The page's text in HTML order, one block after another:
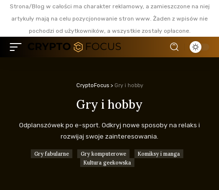
Strona/Blog w całości ma charakter reklamowy, a zamieszczone na niej
artykuły mają na celu pozycjonowanie stron www. Żaden z wpisów nie
pochodzi od użytkowników, a wszystkie zostały opłacone.
CryptoFocus> Gry i hobby
Gry i hobby
Odplanszówek po e-sport. Odkryj nowe sposoby na relaks i
rozwijaj swoje zainteresowania.
Gry fabularne Gry komputerowe
Komiksy i manga
Kultura geekowska